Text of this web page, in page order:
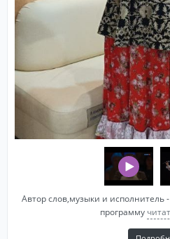
Автор слов,музыки и исполнитель
программу